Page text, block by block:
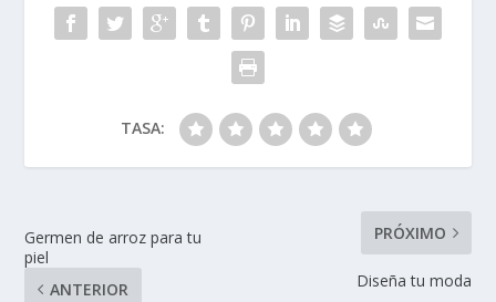
TASA:
Germen de arroz para tu
piel
ANTERIOR
PRÓXIMO
Diseña tu moda